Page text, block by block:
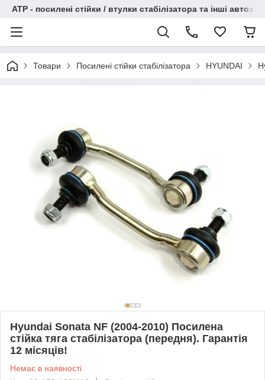
АТР - посилені стійки / втулки стабілізатора та інші
Товари Посилені стійки стабілізатора HYUNDAI
Hyundai Sonata NF (2004-2010) Посилена
стійка тяга стабілізатора (передня). Гарантія
12 місяців!
Немає в наявності